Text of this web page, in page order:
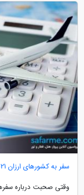
سفر به کشورهای ارزان 2021
وقتی صحبت درباره